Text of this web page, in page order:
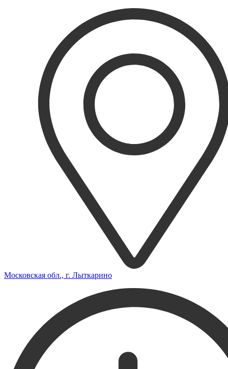
Московская обл., г. Лыткарино